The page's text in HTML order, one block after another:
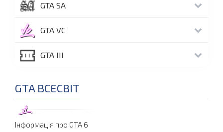
GTA SA
GTA VC
GTA III
GTA ВСЕСВІТ
Інформація про GTA 6